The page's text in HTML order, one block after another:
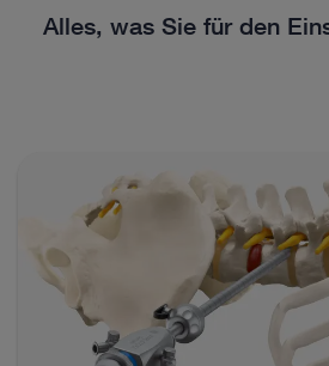
Alles, was Sie für den